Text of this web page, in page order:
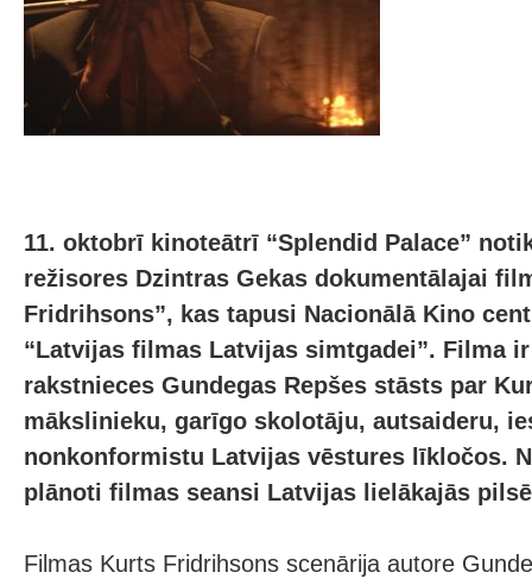
11. oktobrī kinoteātrī “Splendid Palace”
režisores Dzintras Gekas dokumentālajai
Fridrihsons”, kas tapusi Nacionālā Kino
“Latvijas filmas Latvijas simtgadei”. Filma
rakstnieces Gundegas Repšes stāsts par
mākslinieku, garīgo skolotāju, autsaideru,
nonkonformistu Latvijas vēstures līkločos.
plānoti filmas seansi Latvijas lielākajās
Filmas Kurts Fridrihsons scenārija autore